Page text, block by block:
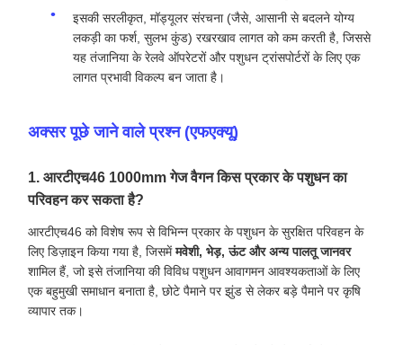
इसकी सरलीकृत, मॉड्यूलर संरचना (जैसे, आसानी से बदलने योग्य
लकड़ी का फर्श, सुलभ कुंड) रखरखाव लागत को कम करती है, जिससे
यह तंजानिया के रेलवे ऑपरेटरों और पशुधन ट्रांसपोर्टरों के लिए एक
लागत प्रभावी विकल्प बन जाता है।
अक्सर पूछे जाने वाले प्रश्न (एफएक्यू)
1. आरटीएच46 1000mm गेज वैगन किस प्रकार के पशुधन का
परिवहन कर सकता है?
आरटीएच46 को विशेष रूप से विभिन्न प्रकार के पशुधन के सुरक्षित परिवहन के
लिए डिज़ाइन किया गया है, जिसमेंमवेशी, भेड़, ऊंट और अन्य पालतू जानवर
शामिल हैं, जो इसे तंजानिया की विविध पशुधन आवागमन आवश्यकताओं के लिए
एक बहुमुखी समाधान बनाता है, छोटे पैमाने पर झुंड से लेकर बड़े पैमाने पर कृषि
व्यापार तक।